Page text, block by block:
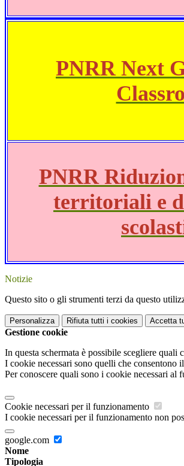
PNRR Next
PNRR
territoriali e
Notizie
Questo sito o gli strumenti terzi da questo
Personalizza Rifiuta tutti i cookies Accetta
Gestione cookie
In questa schermata è possibile scegliere quali
I cookie necessari sono quelli che
Per conoscere quali sono i cookie necessari al
Cookie necessari per il funzionamento
I cookie necessari per il funzionamento non
google.com
Nome
Tipologia